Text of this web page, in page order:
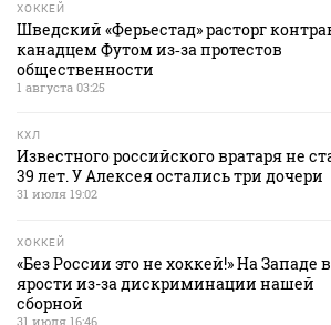
ХОККЕЙ
Шведский «Ферьестад» расторг
канадцем Футом из‑за протестов
общественности
1 августа 03:25
КХЛ
Известного российского вратаря не
39 лет. У Алексея остались три дочери
31 июля 19:02
ХОККЕЙ
«Без России это не хоккей!» На Западе в
ярости из-за дискриминации нашей
сборной
31 июля 16:46